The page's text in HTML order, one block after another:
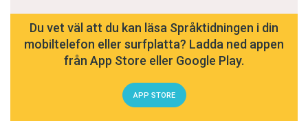
Du vet väl att du kan läsa Språktidningen i din
mobiltelefon eller surfplatta? Ladda ned appen
från App Store eller Google Play.
APP STORE